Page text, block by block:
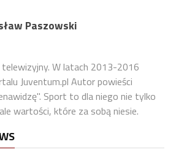
Paszowski
W latach 2013-2016
Juventum.pl Autor powieści
Sport to dla niego nie tylko
wartości, które za sobą niesie.